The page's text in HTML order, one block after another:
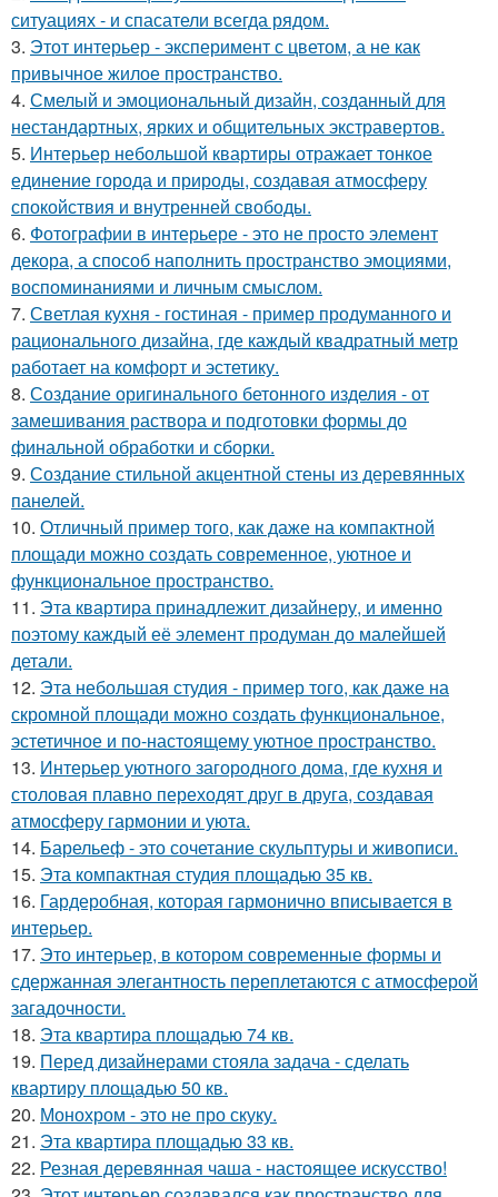
ситуациях - и спасатели всегда рядом.
3. Этот интерьер - эксперимент с цветом, а не как
привычное жилое пространство.
4. Смелый и эмоциональный дизайн, созданный для
нестандартных, ярких и общительных экстравертов.
5. Интерьер небольшой квартиры отражает тонкое
единение города и природы, создавая атмосферу
спокойствия и внутренней свободы.
6. Фотографии в интерьере - это не просто элемент
декора, а способ наполнить пространство эмоциями,
воспоминаниями и личным смыслом.
7. Светлая кухня - гостиная - пример продуманного и
рационального дизайна, где каждый квадратный метр
работает на комфорт и эстетику.
8. Создание оригинального бетонного изделия - от
замешивания раствора и подготовки формы до
финальной обработки и сборки.
9. Создание стильной акцентной стены из деревянных
панелей.
10. Отличный пример того, как даже на компактной
площади можно создать современное, уютное и
функциональное пространство.
11. Эта квартира принадлежит дизайнеру, и именно
поэтому каждый её элемент продуман до малейшей
детали.
12. Эта небольшая студия - пример того, как даже на
скромной площади можно создать функциональное,
эстетичное и по-настоящему уютное пространство.
13. Интерьер уютного загородного дома, где кухня и
столовая плавно переходят друг в друга, создавая
атмосферу гармонии и уюта.
14. Барельеф - это сочетание скульптуры и живописи.
15. Эта компактная студия площадью 35 кв.
16. Гардеробная, которая гармонично вписывается в
интерьер.
17. Это интерьер, в котором современные формы и
сдержанная элегантность переплетаются с атмосферой
загадочности.
18. Эта квартира площадью 74 кв.
19. Перед дизайнерами стояла задача - сделать
квартиру площадью 50 кв.
20. Монохром - это не про скуку.
21. Эта квартира площадью 33 кв.
22. Резная деревянная чаша - настоящее искусство!